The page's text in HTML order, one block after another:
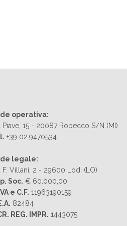
operativa:
Piave, 15 - 20087 Robecco S/N (MI)
+39 02.9470534
legale:
F. Villani, 2 - 29600 Lodi (LO)
Soc. € 60.000,00
e C.F. 11963190159
82484
REG. IMPR. 1443075